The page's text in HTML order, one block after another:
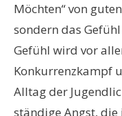
Möchten“ von
sondern das
Gefühl wird vor
Konkurrenzkampf
Alltag der
ständige Angst,